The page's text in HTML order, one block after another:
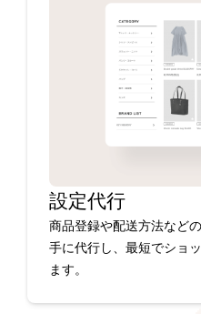
設定代行
商品登録や配送方法など
手に代行し、最短でショ
ます。